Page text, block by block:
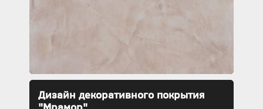
Дизайн декоративного покрытия